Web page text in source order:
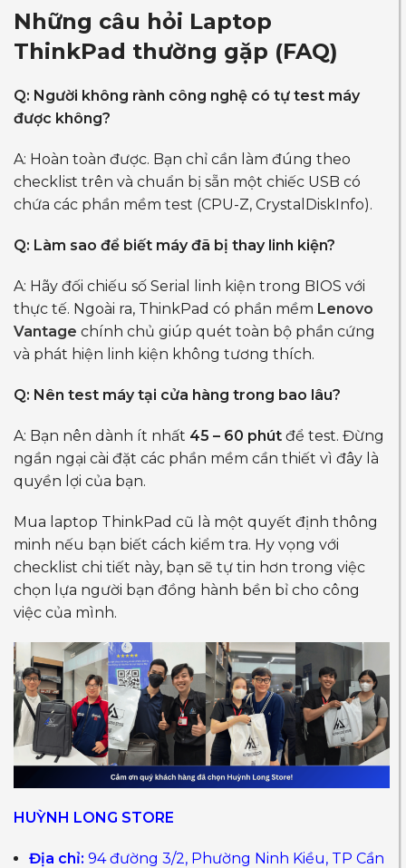
Những câu hỏi Laptop
ThinkPad thường gặp (FAQ)
Q: Người không rành công nghệ có tự test máy
được không?
A: Hoàn toàn được. Bạn chỉ cần làm đúng theo
checklist trên và chuẩn bị sẵn một chiếc USB có
chứa các phần mềm test (CPU-Z, CrystalDiskInfo).
Q: Làm sao để biết máy đã bị thay linh kiện?
A: Hãy đối chiếu số Serial linh kiện trong BIOS với
thực tế. Ngoài ra, ThinkPad có phần mềm Lenovo
Vantage chính chủ giúp quét toàn bộ phần cứng
và phát hiện linh kiện không tương thích.
Q: Nên test máy tại cửa hàng trong bao lâu?
A: Bạn nên dành ít nhất 45 – 60 phút để test. Đừng
ngần ngại cài đặt các phần mềm cần thiết vì đây là
quyền lợi của bạn.
Mua laptop ThinkPad cũ là một quyết định thông
minh nếu bạn biết cách kiểm tra. Hy vọng với
checklist chi tiết này, bạn sẽ tự tin hơn trong việc
chọn lựa người bạn đồng hành bền bỉ cho công
việc của mình.
HUỲNH LONG STORE
Địa chỉ: 94 đường 3/2, Phường Ninh Kiều, TP Cần